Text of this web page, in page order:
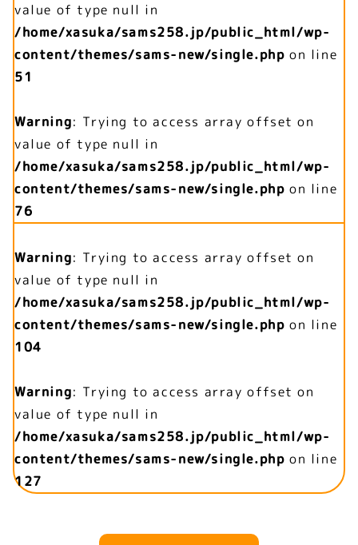
value of type null in
/home/xasuka/sams258.jp/public_html/wp-
content/themes/sams-new/single.php on line
51
Warning: Trying to access array offset on
value of type null in
/home/xasuka/sams258.jp/public_html/wp-
content/themes/sams-new/single.php on line
76
Warning: Trying to access array offset on
value of type null in
/home/xasuka/sams258.jp/public_html/wp-
content/themes/sams-new/single.php on line
104
Warning: Trying to access array offset on
value of type null in
/home/xasuka/sams258.jp/public_html/wp-
content/themes/sams-new/single.php on line
127